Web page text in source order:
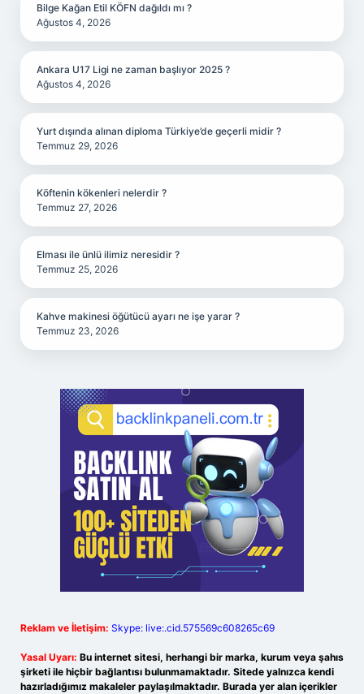
Bilge Kağan Etil KÖFN dağıldı mı ?
Ağustos 4, 2026
Ankara U17 Ligi ne zaman başlıyor 2025 ?
Ağustos 4, 2026
Yurt dışında alınan diploma Türkiye’de geçerli midir ?
Temmuz 29, 2026
Köftenin kökenleri nelerdir ?
Temmuz 27, 2026
Elması ile ünlü ilimiz neresidir ?
Temmuz 25, 2026
Kahve makinesi öğütücü ayarı ne işe yarar ?
Temmuz 23, 2026
Reklam ve İletişim: Skype: live:.cid.575569c608265c69
Yasal Uyarı: Bu internet sitesi, herhangi bir marka, kurum veya şahıs
şirketi ile hiçbir bağlantısı bulunmamaktadır. Sitede yalnızca kendi
hazırladığımız makaleler paylaşılmaktadır. Burada yer alan içerikler